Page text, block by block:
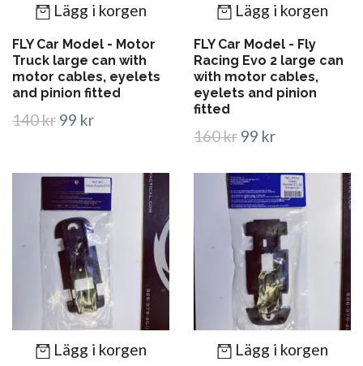
Lägg i korgen
FLY Car Model - Motor
Truck large can with
motor cables, eyelets
and pinion fitted
140 kr 99 kr
Lägg i korgen
FLY Car Model - Fly
Racing Evo 2 large can
with motor cables,
eyelets and pinion
fitted
160 kr 99 kr
Lägg i korgen Lägg i korgen